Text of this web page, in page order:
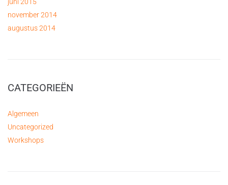
juni 2015
november 2014
augustus 2014
CATEGORIEËN
Algemeen
Uncategorized
Workshops